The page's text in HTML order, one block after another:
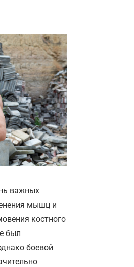
важных
мышц и
костного
был
боевой